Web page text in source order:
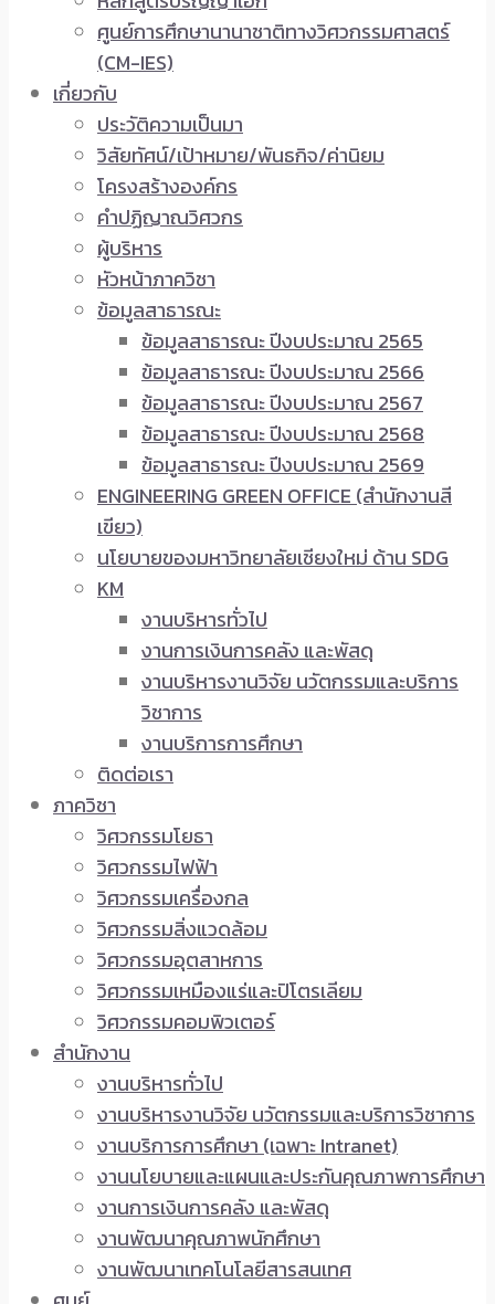
ศูนย์การศึกษานานาชาติทางวิศวกรรมศาสตร์
(CM-IES)
เกี่ยวกับ
ประวัติความเป็นมา
วิสัยทัศน์/เป้าหมาย/พันธกิจ/ค่านิยม
โครงสร้างองค์กร
คำปฏิญาณวิศวกร
ผู้บริหาร
หัวหน้าภาควิชา
ข้อมูลสาธารณะ
ข้อมูลสาธารณะ ปีงบประมาณ 2565
ข้อมูลสาธารณะ ปีงบประมาณ 2566
ข้อมูลสาธารณะ ปีงบประมาณ 2567
ข้อมูลสาธารณะ ปีงบประมาณ 2568
ข้อมูลสาธารณะ ปีงบประมาณ 2569
ENGINEERING GREEN OFFICE (สำนักงานสี
เขียว)
นโยบายของมหาวิทยาลัยเชียงใหม่ ด้าน SDG
KM
งานบริหารทั่วไป
งานการเงินการคลัง และพัสดุ
งานบริหารงานวิจัย นวัตกรรมและบริการ
วิชาการ
งานบริการการศึกษา
ติดต่อเรา
ภาควิชา
วิศวกรรมโยธา
วิศวกรรมไฟฟ้า
วิศวกรรมเครื่องกล
วิศวกรรมสิ่งแวดล้อม
วิศวกรรมอุตสาหการ
วิศวกรรมเหมืองแร่และปิโตรเลียม
วิศวกรรมคอมพิวเตอร์
สำนักงาน
งานบริหารทั่วไป
งานบริหารงานวิจัย นวัตกรรมและบริการวิชาการ
งานบริการการศึกษา (เฉพาะ Intranet)
งานนโยบายและแผนและประกันคุณภาพการศึกษา
งานการเงินการคลัง และพัสดุ
งานพัฒนาคุณภาพนักศึกษา
งานพัฒนาเทคโนโลยีสารสนเทศ